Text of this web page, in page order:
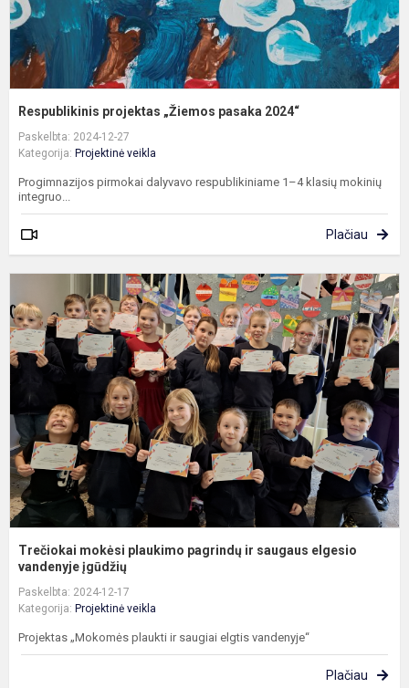
Respublikinis projektas „Žiemos pasaka 2024“
Paskelbta: 2024-12-27
Kategorija: Projektinė veikla
Progimnazijos pirmokai dalyvavo respublikiniame 1–4 klasių mokinių
integruo...
Plačiau
Trečiokai mokėsi plaukimo pagrindų ir saugaus elgesio
vandenyje įgūdžių
Paskelbta: 2024-12-17
Kategorija: Projektinė veikla
Projektas „Mokomės plaukti ir saugiai elgtis vandenyje“
Plačiau